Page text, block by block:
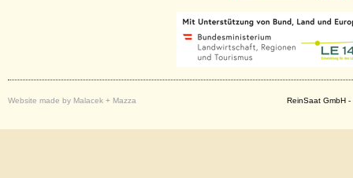
Website made by Malacek + Mazza ReinSaat GmbH